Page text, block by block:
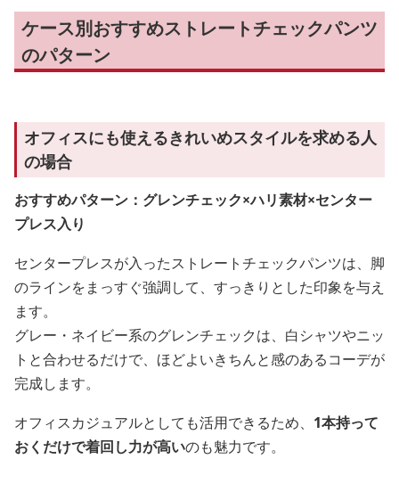
ケース別おすすめストレートチェックパンツ
のパターン
オフィスにも使えるきれいめスタイルを求める人
の場合
おすすめパターン：グレンチェック×ハリ素材×センター
プレス入り
センタープレスが入ったストレートチェックパンツは、脚
のラインをまっすぐ強調して、すっきりとした印象を与え
ます。
グレー・ネイビー系のグレンチェックは、白シャツやニッ
トと合わせるだけで、ほどよいきちんと感のあるコーデが
完成します。
オフィスカジュアルとしても活用できるため、 1本持って
おくだけで着回し力が高いのも魅力です。